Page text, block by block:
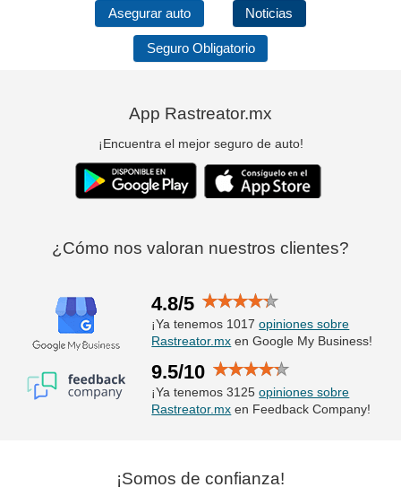
Asegurar auto Noticias
Seguro Obligatorio
App Rastreator.mx
¡Encuentra el mejor seguro de auto!
¿Cómo nos valoran nuestros clientes?
4.8/5
¡Ya tenemos 1017opiniones sobre
Rastreator.mx en Google My Business!
9.5/10
¡Ya tenemos 3125opiniones sobre
Rastreator.mx en Feedback Company!
¡Somos de confianza!